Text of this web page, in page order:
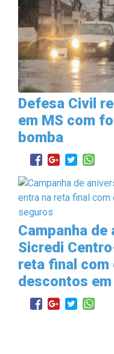
Defesa Civil
em MS com
bomba
Campanha
Sicredi
reta final
descontos